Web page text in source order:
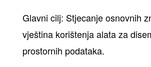
Glavni cilj: Stjecanje osnovnih
vještina korištenja alata za
prostornih podataka.